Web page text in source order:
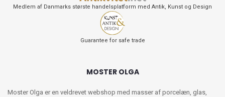
Medlem af Danmarks største handelsplatform med Antik, Kunst og Design
Guarantee for safe trade
MOSTER OLGA
Moster Olga er en veldrevet webshop med masser af porcelæn, glas,